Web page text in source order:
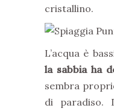
cristallino.
L’acqua è
la sabbia ha
sembra
di paradiso.